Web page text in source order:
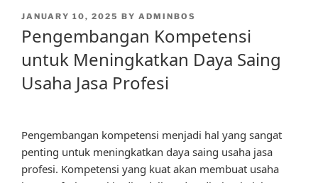
POSTED
JANUARY 10, 2025 BY ADMINBOS
Pengembangan Kompetensi
untuk Meningkatkan Daya Saing
Usaha Jasa Profesi
Pengembangan kompetensi menjadi hal yang sangat
penting untuk meningkatkan daya saing usaha jasa
profesi. Kompetensi yang kuat akan membuat usaha